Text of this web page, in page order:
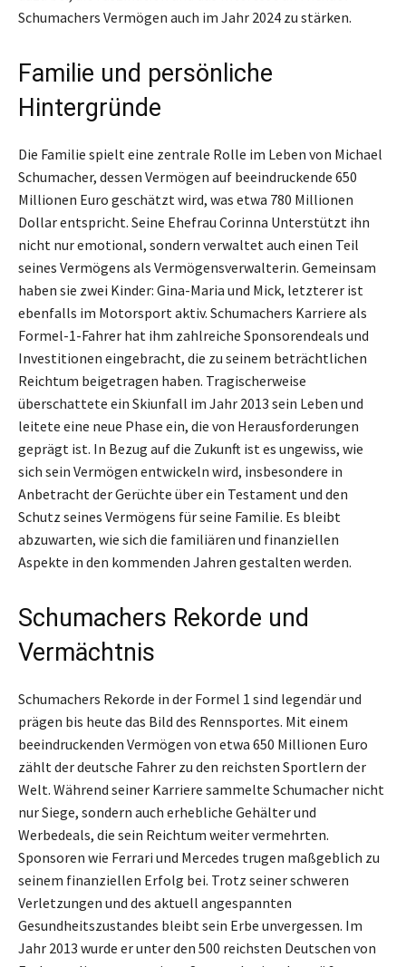
Schumachers Vermögen auch im Jahr 2024 zu stärken.
Familie und persönliche
Hintergründe
Die Familie spielt eine zentrale Rolle im Leben von Michael
Schumacher, dessen Vermögen auf beeindruckende 650
Millionen Euro geschätzt wird, was etwa 780 Millionen
Dollar entspricht. Seine Ehefrau Corinna Unterstützt ihn
nicht nur emotional, sondern verwaltet auch einen Teil
seines Vermögens als Vermögensverwalterin. Gemeinsam
haben sie zwei Kinder: Gina-Maria und Mick, letzterer ist
ebenfalls im Motorsport aktiv. Schumachers Karriere als
Formel-1-Fahrer hat ihm zahlreiche Sponsorendeals und
Investitionen eingebracht, die zu seinem beträchtlichen
Reichtum beigetragen haben. Tragischerweise
überschattete ein Skiunfall im Jahr 2013 sein Leben und
leitete eine neue Phase ein, die von Herausforderungen
geprägt ist. In Bezug auf die Zukunft ist es ungewiss, wie
sich sein Vermögen entwickeln wird, insbesondere in
Anbetracht der Gerüchte über ein Testament und den
Schutz seines Vermögens für seine Familie. Es bleibt
abzuwarten, wie sich die familiären und finanziellen
Aspekte in den kommenden Jahren gestalten werden.
Schumachers Rekorde und
Vermächtnis
Schumachers Rekorde in der Formel 1 sind legendär und
prägen bis heute das Bild des Rennsportes. Mit einem
beeindruckenden Vermögen von etwa 650 Millionen Euro
zählt der deutsche Fahrer zu den reichsten Sportlern der
Welt. Während seiner Karriere sammelte Schumacher nicht
nur Siege, sondern auch erhebliche Gehälter und
Werbedeals, die sein Reichtum weiter vermehrten.
Sponsoren wie Ferrari und Mercedes trugen maßgeblich zu
seinem finanziellen Erfolg bei. Trotz seiner schweren
Verletzungen und des aktuell angespannten
Gesundheitszustandes bleibt sein Erbe unvergessen. Im
Jahr 2013 wurde er unter den 500 reichsten Deutschen von